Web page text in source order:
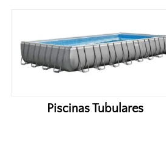
Piscinas Tubulares